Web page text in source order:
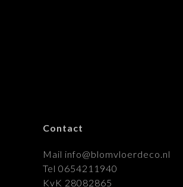
Contact
Mail info@blomvloerdeco.nl
Tel 0654211940
KvK 28082865